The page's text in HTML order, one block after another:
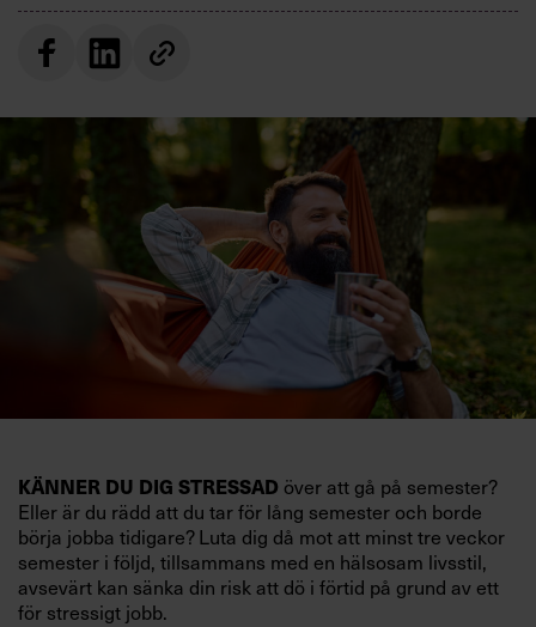
KÄNNER DU DIG STRESSAD över att gå på semester?
Eller är du rädd att du tar för lång semester och borde
börja jobba tidigare? Luta dig då mot att minst tre veckor
semester i följd, tillsammans med en hälsosam livsstil,
avsevärt kan sänka din risk att dö i förtid på grund av ett
för stressigt jobb.